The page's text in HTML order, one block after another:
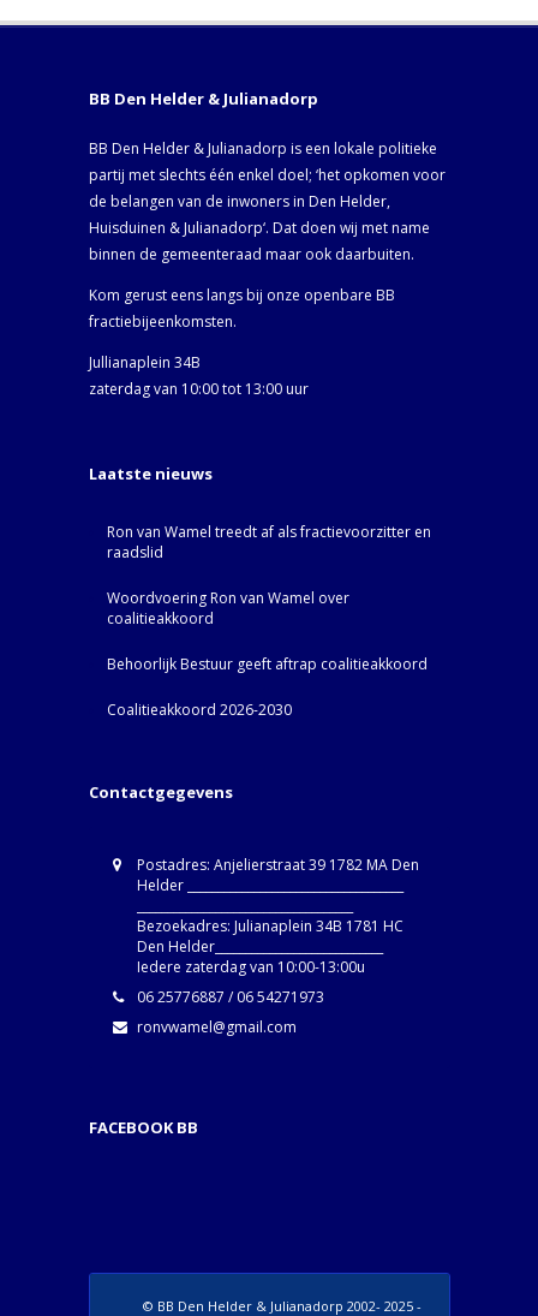
BB Den Helder & Julianadorp
BB Den Helder & Julianadorp is een lokale politieke
partij met slechts één enkel doel; ‘het opkomen voor
de belangen van de inwoners in Den Helder,
Huisduinen & Julianadorp‘. Dat doen wij met name
binnen de gemeenteraad maar ook daarbuiten.
Kom gerust eens langs bij onze openbare BB
fractiebijeenkomsten.
Jullianaplein 34B
zaterdag van 10:00 tot 13:00 uur
Laatste nieuws
Ron van Wamel treedt af als fractievoorzitter en
raadslid
Woordvoering Ron van Wamel over
coalitieakkoord
Behoorlijk Bestuur geeft aftrap coalitieakkoord
Coalitieakkoord 2026-2030
Contactgegevens
Postadres: Anjelierstraat 39 1782 MA Den
Helder ____________________________________
Bezoekadres: Julianaplein 34B 1781 HC
Den Helder____________________________
Iedere zaterdag van 10:00-13:00u
06 25776887 / 06 54271973
ronvwamel@gmail.com
FACEBOOK BB
© BB Den Helder & Julianadorp 2002- 2025 -